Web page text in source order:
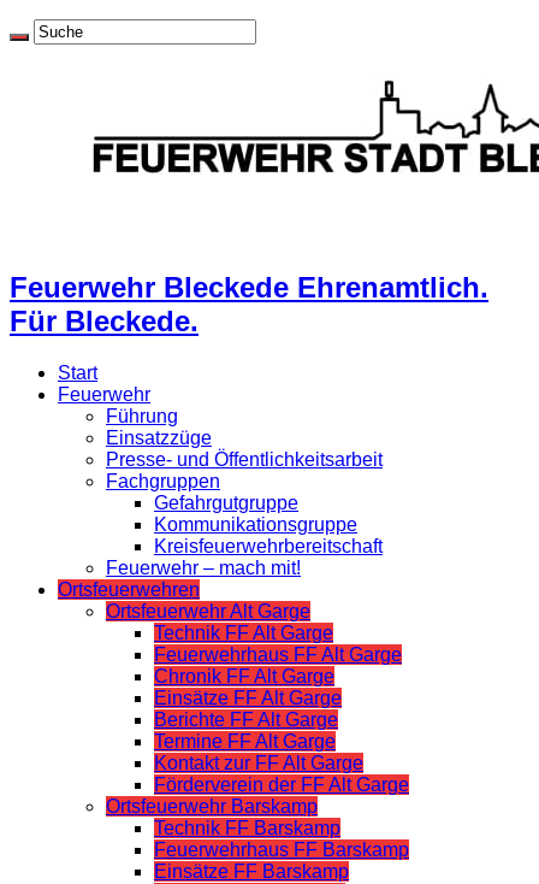
Feuerwehr Bleckede Ehrenamtlich.
Für Bleckede.
Start
Feuerwehr
Führung
Einsatzzüge
Presse- und Öffentlichkeitsarbeit
Fachgruppen
Gefahrgutgruppe
Kommunikationsgruppe
Kreisfeuerwehrbereitschaft
Feuerwehr – mach mit!
Ortsfeuerwehren
Ortsfeuerwehr Alt Garge
Technik FF Alt Garge
Feuerwehrhaus FF Alt Garge
Chronik FF Alt Garge
Einsätze FF Alt Garge
Berichte FF Alt Garge
Termine FF Alt Garge
Kontakt zur FF Alt Garge
Förderverein der FF Alt Garge
Ortsfeuerwehr Barskamp
Technik FF Barskamp
Feuerwehrhaus FF Barskamp
Einsätze FF Barskamp